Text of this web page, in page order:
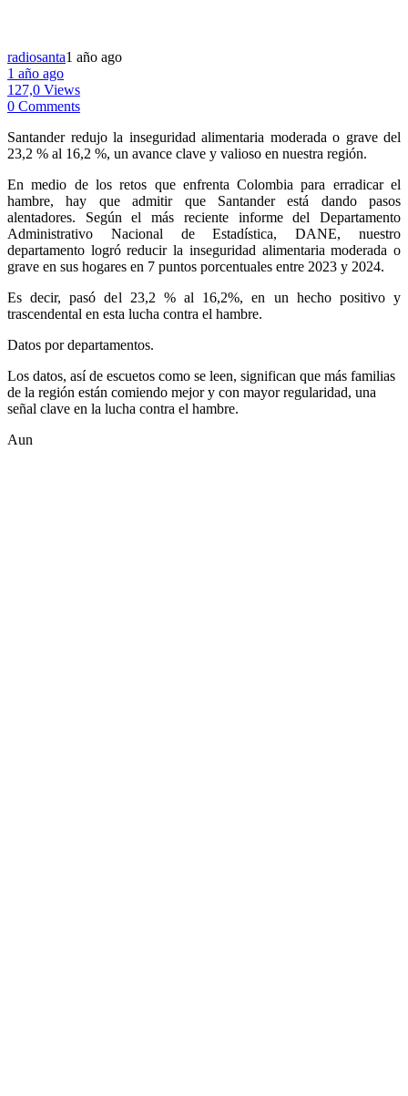
radiosanta1 año ago
1 año ago
127,0 Views
0 Comments
Santander redujo la inseguridad alimentaria moderada o grave del
23,2 % al 16,2 %, un avance clave y valioso en nuestra región.
En medio de los retos que enfrenta Colombia para erradicar el
hambre, hay que admitir que Santander está dando pasos
alentadores. Según el más reciente informe del Departamento
Administrativo Nacional de Estadística, DANE, nuestro
departamento logró reducir la inseguridad alimentaria moderada o
grave en sus hogares en 7 puntos porcentuales entre 2023 y 2024.
Es decir, pasó del 23,2 % al 16,2%, en un hecho positivo y
trascendental en esta lucha contra el hambre.
Datos por departamentos.
Los datos, así de escuetos como se leen, significan que más familias
de la región están comiendo mejor y con mayor regularidad, una
señal clave en la lucha contra el hambre.
Aun